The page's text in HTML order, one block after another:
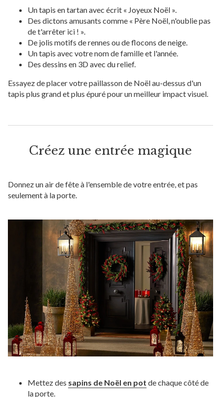
Un tapis en tartan avec écrit « Joyeux Noël ».
Des dictons amusants comme « Père Noël, n'oublie pas
de t'arrêter ici ! ».
De jolis motifs de rennes ou de flocons de neige.
Un tapis avec votre nom de famille et l'année.
Des dessins en 3D avec du relief.
Essayez de placer votre paillasson de Noël au-dessus d'un
tapis plus grand et plus épuré pour un meilleur impact visuel.
Créez une entrée magique
Donnez un air de fête à l'ensemble de votre entrée, et pas
seulement à la porte.
Mettez des sapins de Noël en pot de chaque côté de
la porte.